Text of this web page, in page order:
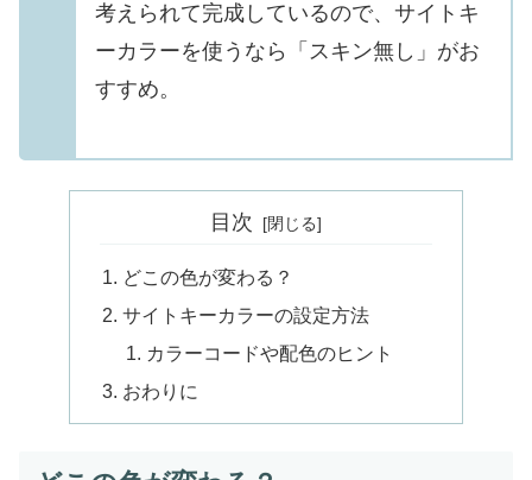
考えられて完成しているので、サイトキ
ーカラーを使うなら「スキン無し」がお
すすめ。
目次
どこの色が変わる？
サイトキーカラーの設定方法
カラーコードや配色のヒント
おわりに